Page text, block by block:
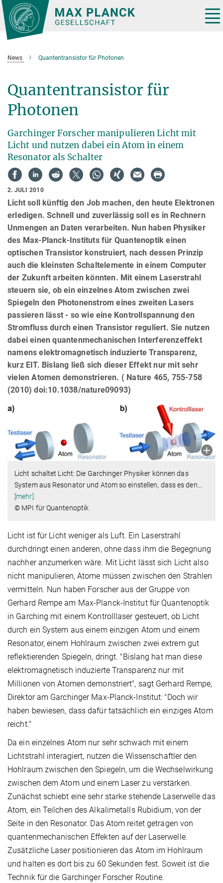
Hauptinhalt
News Quantentransistor für Photonen
Quantentransistor für
Photonen
Garchinger Forscher manipulieren Licht mit
Licht und nutzen dabei ein Atom in einem
Resonator als Schalter
2. JULI 2010
Licht soll künftig den Job machen, den heute Elektronen
erledigen. Schnell und zuverlässig soll es in Rechnern
Unmengen an Daten verarbeiten. Nun haben Physiker
des Max-Planck-Instituts für Quantenoptik einen
optischen Transistor konstruiert, nach dessen Prinzip
auch die kleinsten Schaltelemente in einem Computer
der Zukunft arbeiten könnten. Mit einem Laserstrahl
steuern sie, ob ein einzelnes Atom zwischen zwei
Spiegeln den Photonenstrom eines zweiten Lasers
passieren lässt - so wie eine Kontrollspannung den
Stromfluss durch einen Transistor reguliert. Sie nutzen
dabei einen quantenmechanischen Interferenzeffekt
namens elektromagnetisch induzierte Transparenz,
kurz EIT. Bislang ließ sich dieser Effekt nur mit sehr
vielen Atomen demonstrieren. ( Nature 465, 755-758
(2010) doi:10.1038/nature09093)
Licht schaltet Licht: Die Garchinger Physiker können das
System aus Resonator und Atom so einstellen, dass es den
[mehr]
© MPI für Quantenoptik
Licht ist für Licht weniger als Luft. Ein Laserstrahl
durchdringt einen anderen, ohne dass ihm die Begegnung
nachher anzumerken wäre. Mit Licht lässt sich Licht also
nicht manipulieren, Atome müssen zwischen den Strahlen
vermitteln. Nun haben Forscher aus der Gruppe von
Gerhard Rempe am Max-Planck-Institut für Quantenoptik
in Garching mit einem Kontrolllaser gesteuert, ob Licht
durch ein System aus einem einzigen Atom und einem
Resonator, einem Hohlraum zwischen zwei extrem gut
reflektierenden Spiegeln, dringt. "Bislang hat man diese
elektromagnetisch induzierte Transparenz nur mit
Millionen von Atomen demonstriert", sagt Gerhard Rempe,
Direktor am Garchinger Max-Planck-Institut: "Doch wir
haben bewiesen, dass dafür tatsächlich ein einziges Atom
reicht."
Da ein einzelnes Atom nur sehr schwach mit einem
Lichtstrahl interagiert, nutzen die Wissenschaftler den
Hohlraum zwischen den Spiegeln, um die Wechselwirkung
zwischen dem Atom und einem Laser zu verstärken.
Zunächst schiebt eine sehr starke stehende Laserwelle das
Atom, ein Teilchen des Alkalimetalls Rubidium, von der
Seite in den Resonator. Das Atom reitet getragen von
quantenmechanischen Effekten auf der Laserwelle.
Zusätzliche Laser positionieren das Atom im Hohlraum
und halten es dort bis zu 60 Sekunden fest. Soweit ist die
Technik für die Garchinger Forscher Routine.